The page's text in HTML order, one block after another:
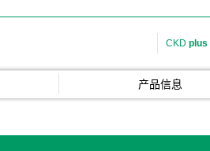
CKD plus
产品信息